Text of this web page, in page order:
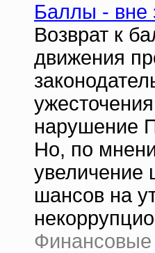
Баллы - вне
Возврат к
движения
нарушение
Но, по
увеличение
шансов на
Финансовые